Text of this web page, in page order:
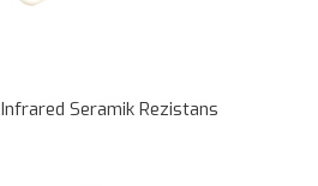
Infrared Seramik Rezistans